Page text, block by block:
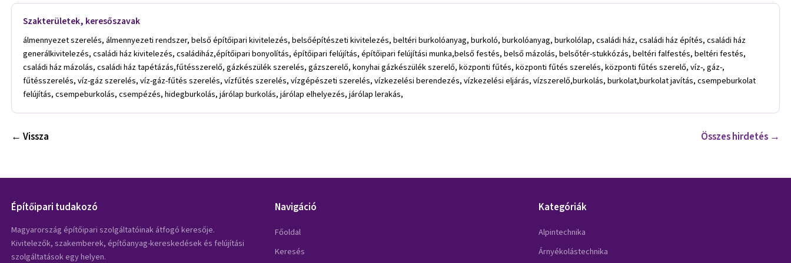
Szakterületek, keresőszavak
álmennyezet szerelés, álmennyezeti rendszer, belső építőipari kivitelezés, belsőépítészeti kivitelezés, beltéri burkolóanyag, burkoló, burkolóanyag, burkolólap, családi ház, családi ház építés, családi ház
generálkivitelezés, családi ház kivitelezés, családiház,építőipari bonyolítás, építőipari felújítás, építőipari felújítási munka,belső festés, belső mázolás, belsőtér-stukkózás, beltéri falfestés, beltéri festés,
családi ház mázolás, családi ház tapétázás,fűtésszerelő, gázkészülék szerelés, gázszerelő, konyhai gázkészülék szerelő, központi fűtés, központi fűtés szerelés, központi fűtés szerelő, víz-, gáz-,
fűtésszerelés, víz-gáz szerelés, víz-gáz-fűtés szerelés, vízfűtés szerelés, vízgépészeti szerelés, vízkezelési berendezés, vízkezelési eljárás, vízszerelő,burkolás, burkolat,burkolat javítás, csempeburkolat
felújítás, csempeburkolás, csempézés, hidegburkolás, járólap burkolás, járólap elhelyezés, járólap lerakás,
← Vissza Összes hirdetés →
Építőipari tudakozó
Magyarország építőipari szolgáltatóinak átfogó keresője.
Kivitelezők, szakemberek, építőanyag-kereskedések és felújítási
szolgáltatások egy helyen.
Navigáció
Főoldal
Keresés
Kategóriák
Alpintechnika
Árnyékolástechnika